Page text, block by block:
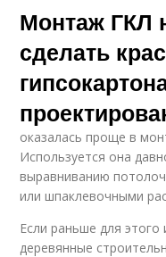
Монтаж ГКЛ
сделать
оказалась проще в
Используется она
выравниванию
или шпаклевочными
Если раньше для
деревянные